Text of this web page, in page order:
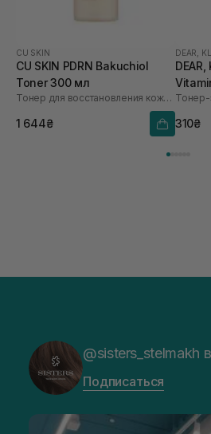
CU SKIN
CU SKIN PDRN Bakuchiol
Toner 300 мл
Тонер для восстановления кожи с PDRN и бакучиолом
1 644₴
DEAR,
Тонер-
310₴
@sisters_stelmakh
Подписаться